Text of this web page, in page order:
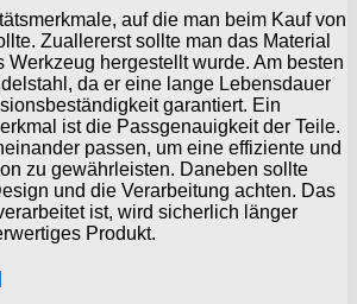
auf die man beim Kauf von
Zuallererst sollte man das Material
Werkzeug hergestellt wurde. Am besten
da er eine lange Lebensdauer
garantiert. Ein
ist die Passgenauigkeit der Teile.
passen, um eine effiziente und
zu gewährleisten. Daneben sollte
und die Verarbeitung achten. Das
ist, wird sicherlich länger
Produkt.